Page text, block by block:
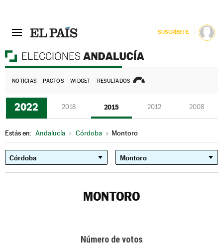
SUSCRÍBETE
NOTICIAS PACTOS WIDGET RESULTADOS
2022 2018 2015 2012 2008
Estás en: Andalucía » Córdoba » Montoro
MONTORO
Número de votos